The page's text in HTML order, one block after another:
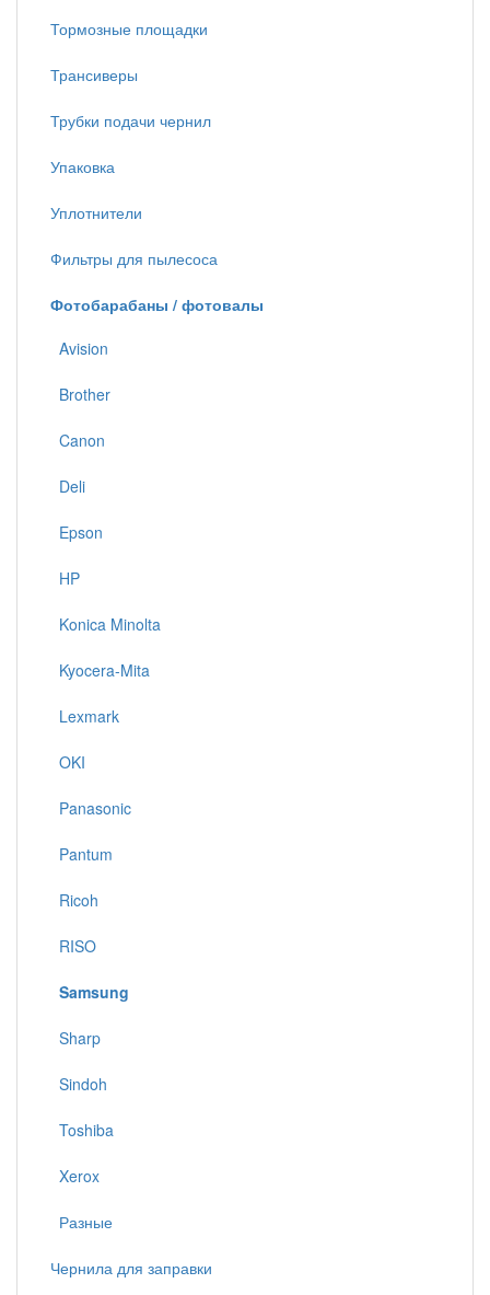
Тормозные площадки
Трансиверы
Трубки подачи чернил
Упаковка
Уплотнители
Фильтры для пылесоса
Фотобарабаны / фотовалы
Avision
Brother
Canon
Deli
Epson
HP
Konica Minolta
Kyocera-Mita
Lexmark
OKI
Panasonic
Pantum
Ricoh
RISO
Samsung
Sharp
Sindoh
Toshiba
Xerox
Разные
Чернила для заправки